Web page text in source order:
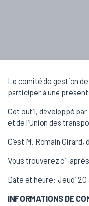
Le comité de gestion
participer à une
Cet outil, développé
et de l’Union des
C’est M. Romain
Vous trouverez ci-
Date et heure: Jeudi 20
INFORMATIONS DE